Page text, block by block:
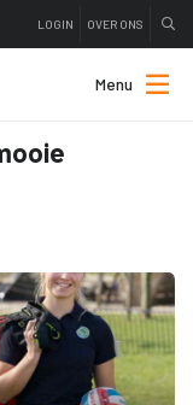
LOGIN OVER ONS
Menu